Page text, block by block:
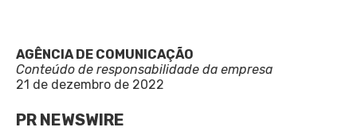
AGÊNCIA DE COMUNICAÇÃO
Conteúdo de responsabilidade da empresa
21 de dezembro de 2022
PR NEWSWIRE